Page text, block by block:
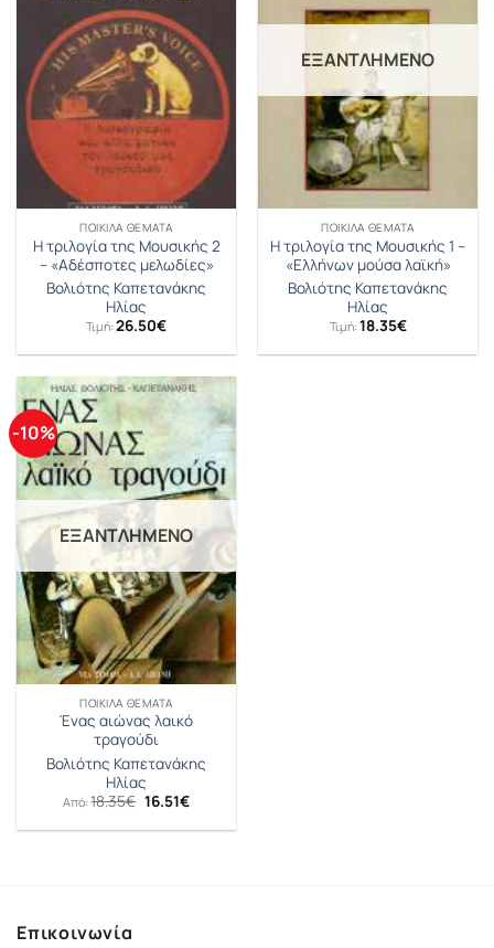
ΠΟΙΚΊΛΑ ΘΈΜΑΤΑ
Η τριλογία της Μουσικής 2
– «Αδέσποτες μελωδίες»
Βολιότης Καπετανάκης
Ηλίας
Τιμή: 26.50€
ΕΞΑΝΤΛΗΜΈΝΟ
ΠΟΙΚΊΛΑ ΘΈΜΑΤΑ
Η τριλογία της Μουσικής 1 –
«Ελλήνων μούσα λαϊκή»
Βολιότης Καπετανάκης
Ηλίας
Τιμή: 18.35€
-10%
ΕΞΑΝΤΛΗΜΈΝΟ
ΠΟΙΚΊΛΑ ΘΈΜΑΤΑ
Ένας αιώνας λαικό
τραγούδι
Βολιότης Καπετανάκης
Ηλίας
Από:18.35€ Original
price
was:
16.51€Η
τιμή
Επικοινωνία